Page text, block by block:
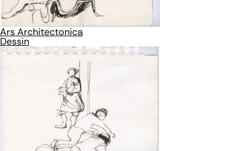
Ars Architectonica
Dessin